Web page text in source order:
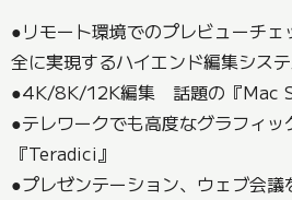
●リモート環境でのプレビューチ
全に実現するハイエンド編集シス
●4K/8K/12K編集 話題の『Mac
●テレワークでも高度なグラフィッ
『Teradici』
●プレゼンテーション、ウェブ会